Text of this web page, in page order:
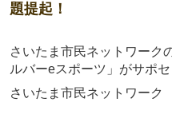
題提起！
さいたま市民ネットワーク
ルバーeスポーツ」がサポ
さいたま市民ネットワーク